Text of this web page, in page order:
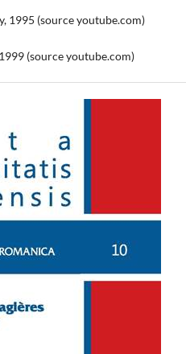
1995 (source youtube.com)
(source youtube.com)